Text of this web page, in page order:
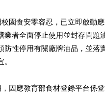
園食安零容忍，已立即啟動應
業者全面停止使用並封存問題
防性停用有關廠牌油品，並落
因應教育部食材登錄平台係登